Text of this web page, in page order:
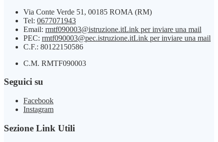
Via Conte Verde 51, 00185 ROMA (RM)
Tel: 0677071943
Email: rmtf090003@istruzione.itLink per inviare una mail
PEC: rmtf090003@pec.istruzione.itLink per inviare una mail
C.F.: 80122150586
C.M. RMTF090003
Seguici su
Facebook
Instagram
Sezione Link Utili